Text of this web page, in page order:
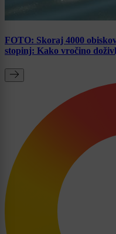
FOTO: Skoraj 4000
stopinj: Kako vročino